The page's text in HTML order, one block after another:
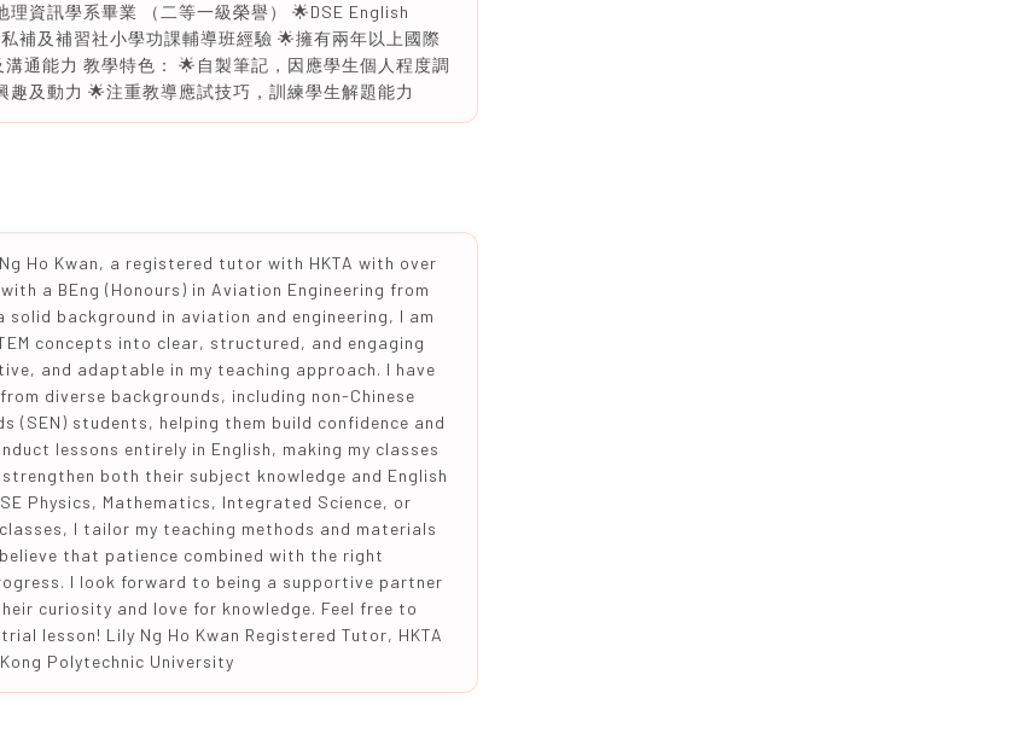
資訊學系畢業 （二等一級榮譽） 🌟DSE English
及補習社小學功課輔導班經驗 🌟擁有兩年以上國際
通能力 教學特色： 🌟自製筆記，因應學生個人程度調
及動力 🌟注重教導應試技巧，訓練學生解題能力
Ho Kwan, a registered tutor with HKTA with over
a BEng (Honours) in Aviation Engineering from
solid background in aviation and engineering, I am
concepts into clear, structured, and engaging
and adaptable in my teaching approach. I have
diverse backgrounds, including non-Chinese
(SEN) students, helping them build confidence and
lessons entirely in English, making my classes
both their subject knowledge and English
Physics, Mathematics, Integrated Science, or
I tailor my teaching methods and materials
that patience combined with the right
I look forward to being a supportive partner
curiosity and love for knowledge. Feel free to
lesson! Lily Ng Ho Kwan Registered Tutor, HKTA
Polytechnic University